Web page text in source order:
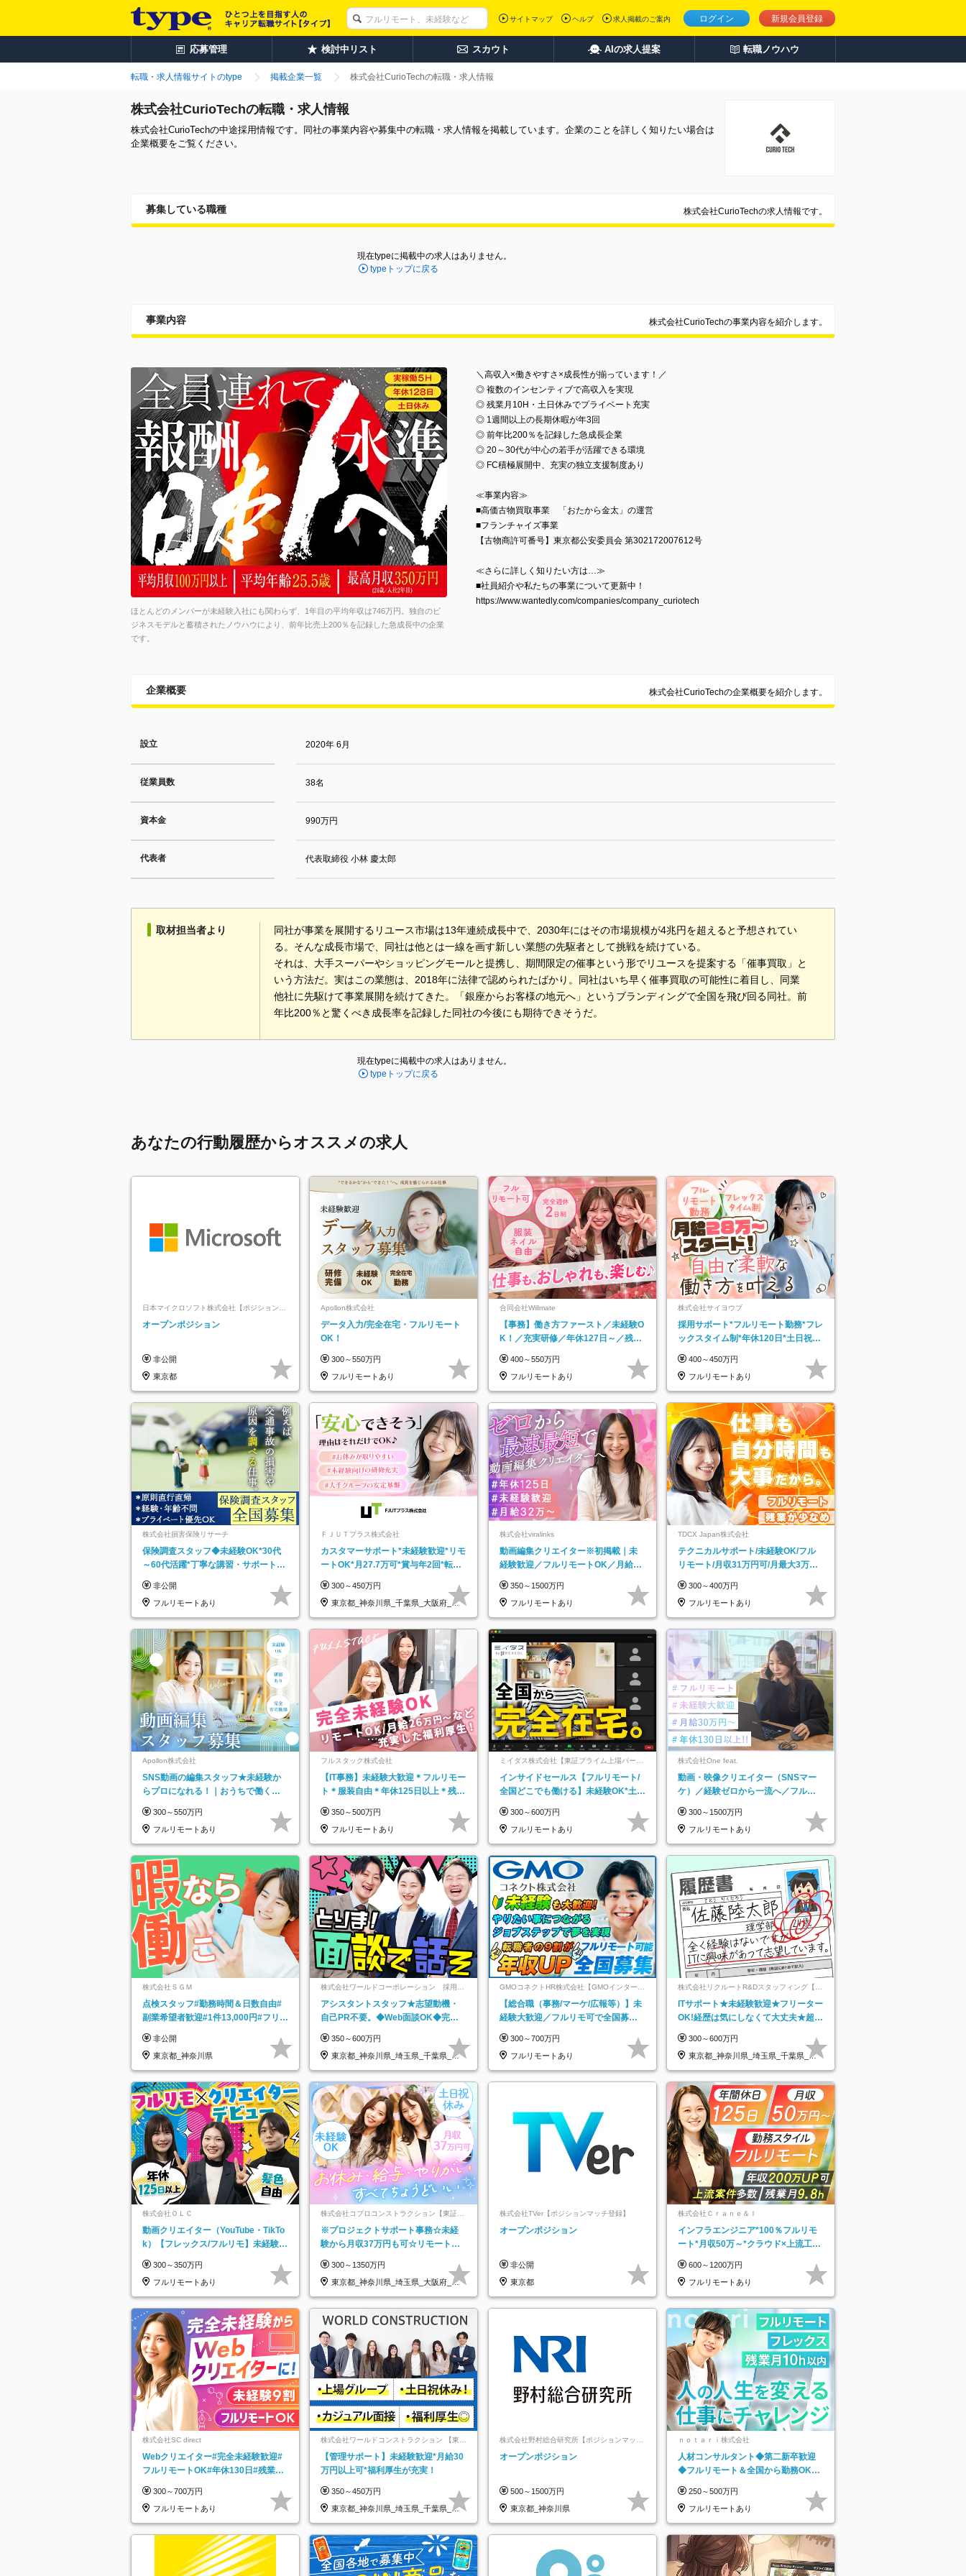
ログイン 新規会員登録
サイトマップ ヘルプ 求人掲載のご案内
応募管理 検討中リスト スカウト AIの求人提案 転職ノウハウ
転職・求人情報サイトのtype 掲載企業一覧 株式会社CurioTechの転職・求人情報
株式会社CurioTechの転職・求人情報
株式会社CurioTechの中途採用情報です。同社の事業内容や募集中の転職・求人情報を掲載しています。企業のことを詳しく知りたい場合は
企業概要をご覧ください。
募集している職種 株式会社CurioTechの求人情報です。
現在typeに掲載中の求人はありません。
typeトップに戻る
事業内容 株式会社CurioTechの事業内容を紹介します。
ほとんどのメンバーが未経験入社にも関わらず、1年目の平均年収は746万円。独自のビ
ジネスモデルと蓄積されたノウハウにより、前年比売上200％を記録した急成長中の企業
です。
＼高収入×働きやすさ×成長性が揃っています！／
◎ 複数のインセンティブで高収入を実現
◎ 残業月10H・土日休みでプライベート充実
◎ 1週間以上の長期休暇が年3回
◎ 前年比200％を記録した急成長企業
◎ 20～30代が中心の若手が活躍できる環境
◎ FC積極展開中、充実の独立支援制度あり
≪事業内容≫
■高価古物買取事業 「おたから金太」の運営
■フランチャイズ事業
【古物商許可番号】東京都公安委員会 第302172007612号
≪さらに詳しく知りたい方は…≫
■社員紹介や私たちの事業について更新中！
https://www.wantedly.com/companies/company_curiotech
企業概要 株式会社CurioTechの企業概要を紹介します。
設立 2020年 6月
従業員数 38名
資本金 990万円
代表者 代表取締役 小林 慶太郎
取材担当者より
同社が事業を展開するリユース市場は13年連続成長中で、2030年にはその市場規模が4兆円を超えると予想されてい
る。そんな成長市場で、同社は他とは一線を画す新しい業態の先駆者として挑戦を続けている。
それは、大手スーパーやショッピングモールと提携し、期間限定の催事という形でリユースを提案する「催事買取」と
いう方法だ。実はこの業態は、2018年に法律で認められたばかり。同社はいち早く催事買取の可能性に着目し、同業
他社に先駆けて事業展開を続けてきた。「銀座からお客様の地元へ」というブランディングで全国を飛び回る同社。前
年比200％と驚くべき成長率を記録した同社の今後にも期待できそうだ。
現在typeに掲載中の求人はありません。
typeトップに戻る
あなたの行動履歴からオススメの求人
日本マイクロソフト株式会社【ポジションマ
ッチ登録】
オープンポジション
非公開
東京都
Apollon株式会社
データ入力/完全在宅・フルリモート
OK！
300～550万円
フルリモートあり
合同会社Willmate
【事務】働き方ファースト／未経験O
K！／充実研修／年休127日～／残業
400～550万円
フルリモートあり
株式会社サイヨウブ
採用サポート*フルリモート勤務*フレ
ックスタイム制*年休120日*土日祝休
400～450万円
フルリモートあり
株式会社損害保険リサーチ
保険調査スタッフ◆未経験OK*30代
～60代活躍*丁寧な講習・サポートあ
託
非公開
フルリモートあり
ＦＪＵＴプラス株式会社
カスタマーサポート*未経験歓迎*リモ
ートOK*月27.7万可*賞与年2回*転勤
300～450万円
東京都_神奈川県_千葉県_大阪府_愛
知県…
株式会社viralinks
動画編集クリエイター※初掲載｜未
経験歓迎／フルリモートOK／月給32
350～1500万円
フルリモートあり
TDCX Japan株式会社
テクニカルサポート/未経験OK/フル
リモート/月収31万円可/月最大3万の
300～400万円
フルリモートあり
Apollon株式会社
SNS動画の編集スタッフ★未経験か
らプロになれる！｜おうちで働くフ
300～550万円
フルリモートあり
フルスタック株式会社
【IT事務】未経験大歓迎＊フルリモー
ト＊服装自由＊年休125日以上＊残業
350～500万円
フルリモートあり
ミイダス株式会社【東証プライム上場パーソ
インサイドセールス【フルリモート/
全国どこでも働ける】未経験OK*土日
300～600万円
フルリモートあり
株式会社One feat.
動画・映像クリエイター（SNSマー
ケ）／経験ゼロから一流へ／フルリ
日以上
300～1500万円
フルリモートあり
株式会社ＳＧＭ
点検スタッフ#勤務時間＆日数自由#
副業希望者歓迎#1件13,000円#フリー
非公開
東京都_神奈川県
株式会社ワールドコーポレーション 採用事
アシスタントスタッフ★志望動機・
自己PR不要。◆Web面談OK◆完全
350～600万円
東京都_神奈川県_埼玉県_千葉県_大
阪府…
GMOコネクトHR株式会社【GMOインターネ
ットグループ】
【総合職（事務/マーケ/広報等）】未
経験大歓迎／フルリモ可で全国募
★
300～700万円
フルリモートあり
株式会社リクルートR&Dスタッフィング【リ
クルートグループ】
ITサポート★未経験歓迎★フリーター
OK!経歴は気にしなくて大丈夫★超大
300～600万円
東京都_神奈川県_埼玉県_千葉県_大
阪府…
株式会社ＯＬＣ
動画クリエイター（YouTube・TikTo
k）【フレックス/フルリモ】未経験O
300～350万円
フルリモートあり
株式会社コプロコンストラクション【東証プ
ライム上場コプロ・ホールディングス子会
社】
※プロジェクトサポート事務☆未経
験から月収37万円も可☆リモート研
b
300～1350万円
東京都_神奈川県_埼玉県_大阪府_愛
知県…
株式会社TVer【ポジションマッチ登録】
オープンポジション
非公開
東京都
株式会社Ｃｒａｎｅ＆Ｉ
インフラエンジニア*100％フルリモ
ート*月収50万～*クラウド×上流工程
600～1200万円
フルリモートあり
株式会社SC direct
Webクリエイター#完全未経験歓迎#
フルリモートOK#年休130日#残業月
300～700万円
フルリモートあり
株式会社ワールドコンストラクション 【東証
一部】 (ワールドホールディングス・グルー
プ)【管理サポート】未経験歓迎*月給30
万円以上可*福利厚生が充実！
350～450万円
東京都_神奈川県_埼玉県_千葉県_大
阪府…
株式会社野村総合研究所【ポジションマッチ
オープンポジション
500～1500万円
東京都_神奈川県
ｎｏｔａｒｉ株式会社
人材コンサルタント◆第二新卒歓迎
◆フルリモート＆全国から勤務OK◆
250～500万円
フルリモートあり